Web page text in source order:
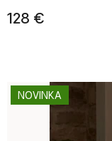
128 €
NOVINKA